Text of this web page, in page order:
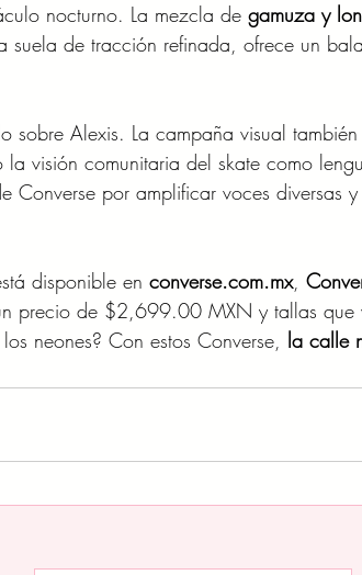
nocturno. La mezcla de gamuza y
suela de tracción refinada, ofrece un
sobre Alexis. La campaña visual
la visión comunitaria del skate como
Converse por amplificar voces diversas
disponible en converse.com.mx,
precio de $2,699.00 MXN y tallas
neones? Con estos Converse, la calle